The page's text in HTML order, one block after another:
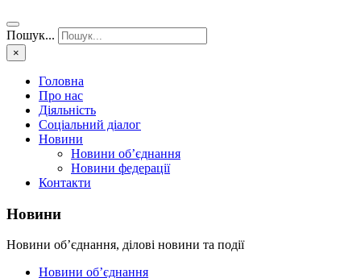
Пошук...
×
Головна
Про нас
Діяльність
Соціальний діалог
Новини
Новини об’єднання
Новини федерації
Контакти
Новини
Новини об’єднання, ділові новини та події
Новини об’єднання